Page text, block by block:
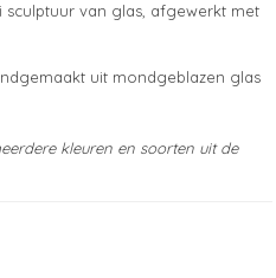
van glas, afgewerkt met
uit mondgeblazen glas
kleuren en soorten uit de